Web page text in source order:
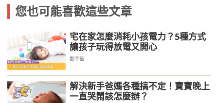
您也可能喜歡這些文章
宅在家怎麼消耗小孩電力？5種方式
讓孩子玩得放電又開心
彭幸茹
解決新手爸媽各種搞不定！寶寶晚上
一直哭鬧該怎麼辦？